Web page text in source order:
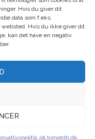
Hvis du giver dit
data som f.eks.
Hvis du ikke giver dit
kan det have en negativ
på tomatdb.dk